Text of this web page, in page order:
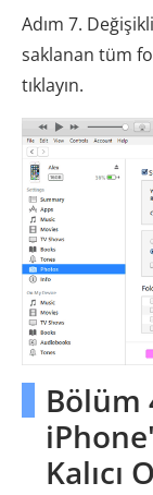
Adım 7.
saklanan tüm
tıklayın.
Bölüm
Kalıcı